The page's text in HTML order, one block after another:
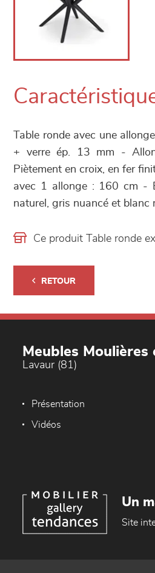
Table ronde avec une
+ verre ép. 13 mm -
Piètement en croix, en fer
avec 1 allonge : 160 cm -
naturel, gris nuancé et blanc
Ce produit Table ronde
RETOUR
Meubles Moulières
Lavaur (81)
Présentation
Vidéos
Un
Site